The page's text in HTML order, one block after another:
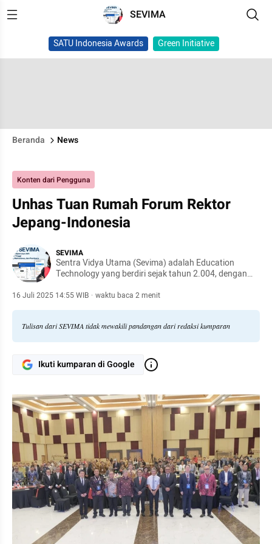
SEVIMA
SATU Indonesia Awards Green Initiative
Beranda News
Konten dari Pengguna
Unhas Tuan Rumah Forum Rektor
Jepang-Indonesia
SEVIMA
Sentra Vidya Utama (Sevima) adalah Education
Technology yang berdiri sejak tahun 2.004, dengan
lebih dari 1.000 kampus se-Indonesia. Bersama kita
16 Juli 2025 14:55 WIB · waktu baca 2 menit
Tulisan dari SEVIMA tidak mewakili pandangan dari redaksi kumparan
Ikuti kumparan di Google